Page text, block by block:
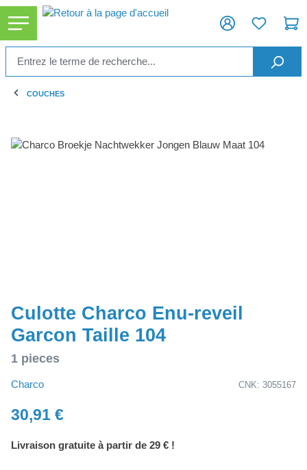
principal
COUCHES
Ignorer la galerie d'images
Culotte Charco Enu-reveil
Garcon Taille 104
1 pieces
Charco CNK: 3055167
30,91 €
Livraison gratuite à partir de 29 € !